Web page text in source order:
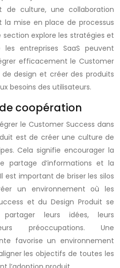
de culture, une collaboration
mise en place de processus
section explore les stratégies et
entreprises SaaS peuvent
efficacement le Customer
design et créer des produits
besoins des utilisateurs.
coopération
le Customer Success dans
est de créer une culture de
Cela signifie encourager la
partage d’informations et la
est important de briser les silos
un environnement où les
et du Design Produit se
leurs idées, leurs
préoccupations. Une
favorise un environnement
les objectifs de toutes les